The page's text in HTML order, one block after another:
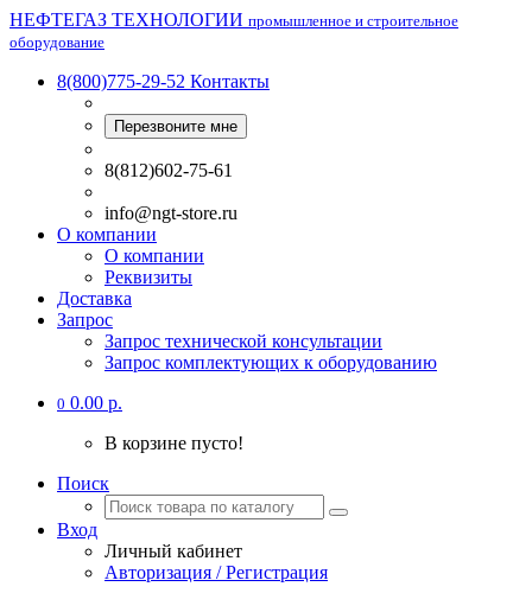
НЕФТЕГАЗ ТЕХНОЛОГИИ промышленное и строительное
оборудование
8(800)775-29-52 Контакты
Перезвоните мне
8(812)602-75-61
info@ngt-store.ru
О компании
О компании
Реквизиты
Доставка
Запрос
Запрос технической консультации
Запрос комплектующих к оборудованию
0 0.00 р.
В корзине пусто!
Поиск
Вход
Личный кабинет
Авторизация / Регистрация